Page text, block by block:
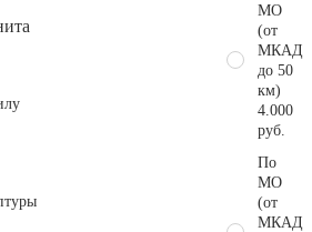
МО
(от
МКАД
до 50
км)
4.000
руб.
По
МО
(от
МКАД